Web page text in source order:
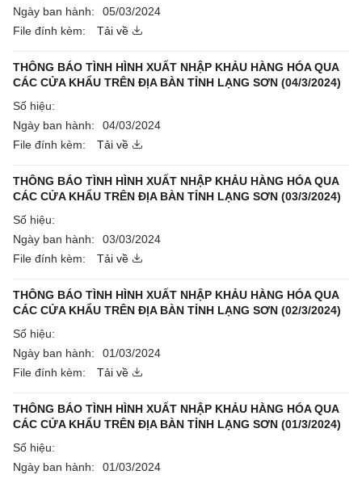
Ngày ban hành:
05/03/2024
File đính kèm:
Tải về
THÔNG BÁO TÌNH HÌNH XUẤT NHẬP KHẢU HÀNG HÓA QUA
CÁC CỬA KHẨU TRÊN ĐỊA BÀN TỈNH LẠNG SƠN (04/3/2024)
Số hiệu:
Ngày ban hành:
04/03/2024
File đính kèm:
Tải về
THÔNG BÁO TÌNH HÌNH XUẤT NHẬP KHẢU HÀNG HÓA QUA
CÁC CỬA KHẨU TRÊN ĐỊA BÀN TỈNH LẠNG SƠN (03/3/2024)
Số hiệu:
Ngày ban hành:
03/03/2024
File đính kèm:
Tải về
THÔNG BÁO TÌNH HÌNH XUẤT NHẬP KHẢU HÀNG HÓA QUA
CÁC CỬA KHẨU TRÊN ĐỊA BÀN TỈNH LẠNG SƠN (02/3/2024)
Số hiệu:
Ngày ban hành:
01/03/2024
File đính kèm:
Tải về
THÔNG BÁO TÌNH HÌNH XUẤT NHẬP KHẢU HÀNG HÓA QUA
CÁC CỬA KHẨU TRÊN ĐỊA BÀN TỈNH LẠNG SƠN (01/3/2024)
Số hiệu:
Ngày ban hành:
01/03/2024